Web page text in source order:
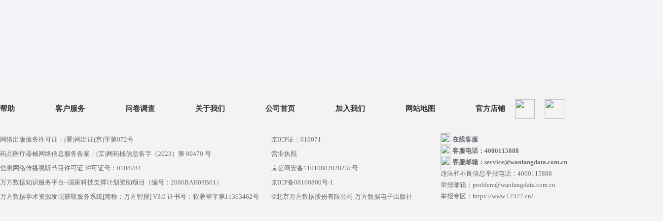
帮助 客户服务 问卷调查 关于我们 公司首页 加入我们 网站地图 官方店铺
网络出版服务许可证：(署)网出证(京)字第072号
药品医疗器械网络信息服务备案：(京)网药械信息备字（2023）第 00470 号
信息网络传播视听节目许可证 许可证号：0108284
万方数据知识服务平台--国家科技支撑计划资助项目（编号：2006BAH03B01）
万方数据学术资源发现获取服务系统[简称：万方智搜] V3.0 证书号：软著登字第11363462号
京ICP证：010071
营业执照
京公网安备11010802020237号
京ICP备08100800号-1
©北京万方数据股份有限公司 万方数据电子出版社
在线客服
客服电话：4000115888
客服邮箱：service@wanfangdata.com.cn
违法和不良信息举报电话：4000115888
举报邮箱：problem@wanfangdata.com.cn
举报专区：https://www.12377.cn/